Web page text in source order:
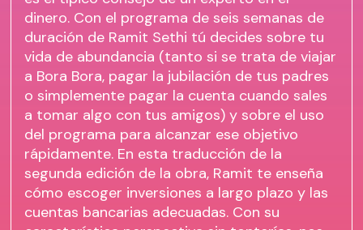
dinero. Con el programa de seis semanas de
duración de Ramit Sethi tú decides sobre tu
vida de abundancia (tanto si se trata de viajar
a Bora Bora, pagar la jubilación de tus padres
o simplemente pagar la cuenta cuando sales
a tomar algo con tus amigos) y sobre el uso
del programa para alcanzar ese objetivo
rápidamente. En esta traducción de la
segunda edición de la obra, Ramit te enseña
cómo escoger inversiones a largo plazo y las
cuentas bancarias adecuadas. Con su